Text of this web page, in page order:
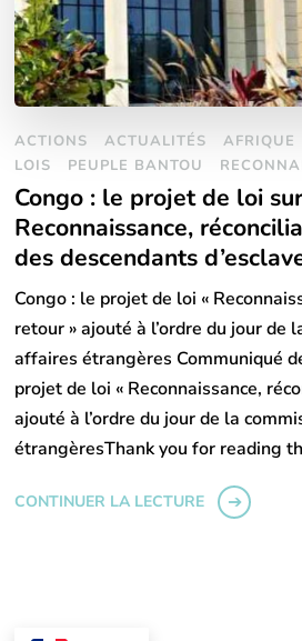
ACTIONS ACTUALITÉS AFRIQUE
LOIS
PEUPLE BANTOU
Congo : le projet de loi
Reconnaissance,
des descendants
Congo : le projet de loi «
retour » ajouté à l’ordre du jour de
affaires étrangères Communiqué
projet de loi « Reconnaissance,
ajouté à l’ordre du jour de la
étrangèresThank you for reading
CONTINUER LA LECTURE